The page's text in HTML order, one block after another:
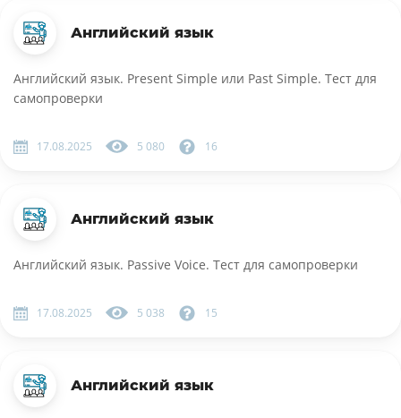
Английский язык
Английский язык. Present Simple или Past Simple. Тест для
самопроверки
17.08.2025 5 080 16
Английский язык
Английский язык. Passive Voice. Тест для самопроверки
17.08.2025 5 038 15
Английский язык